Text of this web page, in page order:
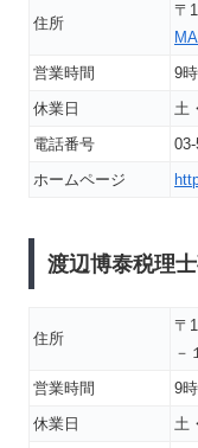
住所
〒
営業時間
9
休業日
土
電話番号
ホームページ
渡辺博泰税理
住所
〒
－
営業時間
9
休業日
土